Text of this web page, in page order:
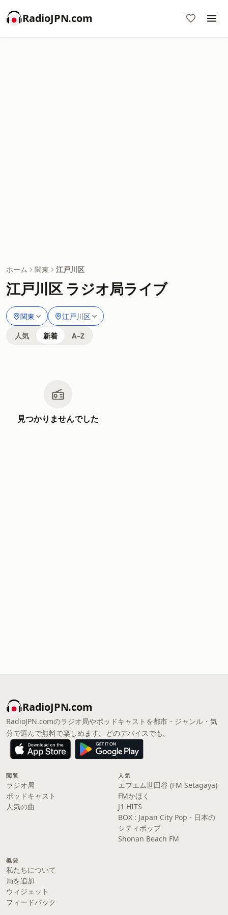
RadioJPN.com
ホーム 関東 江戸川区
江戸川区 ラジオ局ライブ
関東 江戸川区
人気 新着 A–Z
見つかりませんでした
RadioJPN.com
RadioJPN.comのラジオ局やポッドキャストを都市・ジャンル・気
分で選んで無料で楽しめます。どのデバイスでも。
閲覧
ラジオ局
ポッドキャスト
人気の曲
人気
エフエム世田谷 (FM Setagaya)
FMかほく
J1 HITS
BOX : Japan City Pop - 日本の
シティポップ
Shonan Beach FM
概要
私たちについて
局を追加
ウィジェット
フィードバック